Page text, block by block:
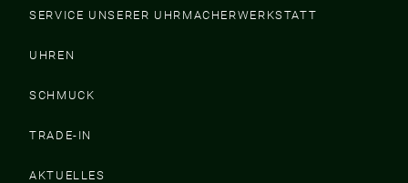
SERVICE UNSERER UHRMACHERWERKSTATT
UHREN
SCHMUCK
TRADE-IN
AKTUELLES